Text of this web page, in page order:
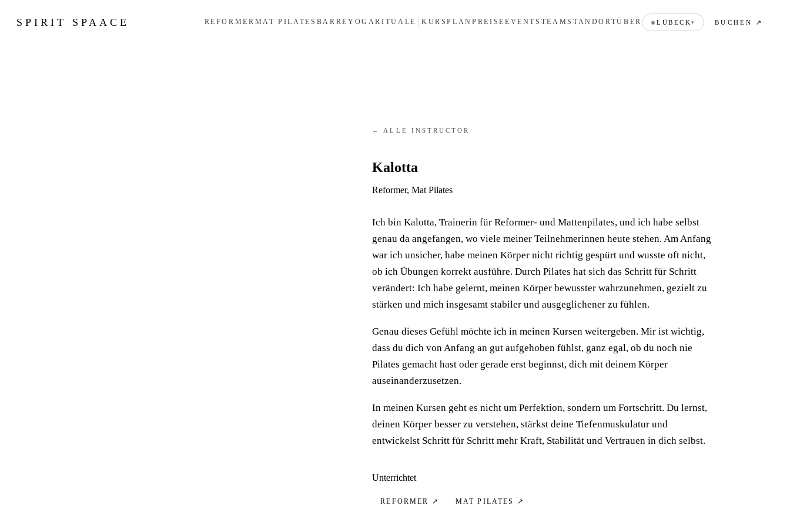
SPIRIT SPAACE REFORMER MAT PILATES BARRE YOGARITUALE KURSPLANPREISE EVENTS TEAMSTANDORTÜBER ◉LÜBECK ▾ BUCHEN ↗
← ALLE INSTRUCTOR
Kalotta
Reformer, Mat Pilates
Ich bin Kalotta, Trainerin für Reformer- und Mattenpilates, und ich habe selbst
genau da angefangen, wo viele meiner Teilnehmerinnen heute stehen. Am Anfang
war ich unsicher, habe meinen Körper nicht richtig gespürt und wusste oft nicht,
ob ich Übungen korrekt ausführe. Durch Pilates hat sich das Schritt für Schritt
verändert: Ich habe gelernt, meinen Körper bewusster wahrzunehmen, gezielt zu
stärken und mich insgesamt stabiler und ausgeglichener zu fühlen.
Genau dieses Gefühl möchte ich in meinen Kursen weitergeben. Mir ist wichtig,
dass du dich von Anfang an gut aufgehoben fühlst, ganz egal, ob du noch nie
Pilates gemacht hast oder gerade erst beginnst, dich mit deinem Körper
auseinanderzusetzen.
In meinen Kursen geht es nicht um Perfektion, sondern um Fortschritt. Du lernst,
deinen Körper besser zu verstehen, stärkst deine Tiefenmuskulatur und
entwickelst Schritt für Schritt mehr Kraft, Stabilität und Vertrauen in dich selbst.
Unterrichtet
REFORMER ↗ MAT PILATES ↗